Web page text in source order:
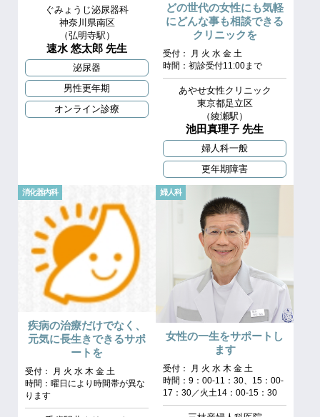
ぐみょうじ泌尿器科
神奈川県南区
（弘明寺駅）
速水 悠太郎 先生
泌尿器
男性更年期
オンライン診療
どの世代の女性にも気軽
にどんな事も相談できる
クリニックを
受付： 月 火 水 金 土
時間：初診受付11:00まで
あやせ女性クリニック
東京都足立区
（綾瀬駅）
池田真理子 先生
婦人科一般
更年期障害
消化器内科
疾病の治療だけでなく、
元気に長生きできるサポ
ートを
受付： 月 火 水 木 金 土
時間：曜日により時間帯が異な
ります
婦人科
女性の一生をサポートし
ます
受付： 月 火 水 木 金 土
時間：9：00‐11：30、15：00‐
17：30／火土14：00‐15：30